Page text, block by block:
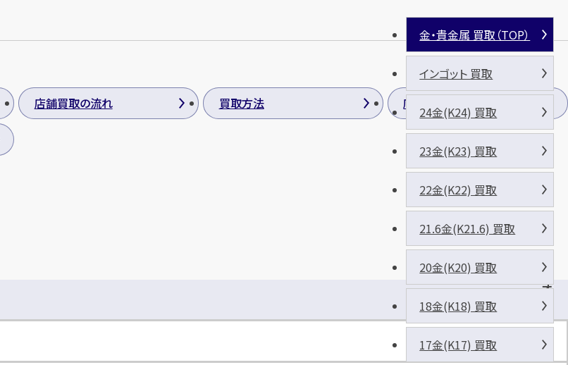
店舗買取の流れ 買取方法 店長のご挨拶
オ
ア
シ
ス
金・貴金属 買取（TOP）
インゴット 買取
24金(K24) 買取
23金(K23) 買取
22金(K22) 買取
21.6金(K21.6) 買取
20金(K20) 買取
18金(K18) 買取
17金(K17) 買取